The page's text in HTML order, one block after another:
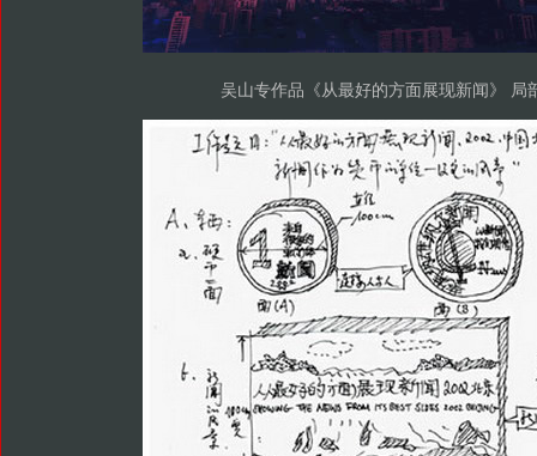
吴山专作品《从最好的方面展现新闻》 局